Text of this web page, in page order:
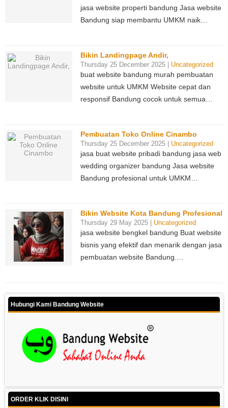
jasa website properti bandung Jasa website
Bandung siap membantu UMKM naik…
Bikin Landingpage Andir,
Thursday 25 December 2025 | Uncategorized
buat website bandung murah pembuatan
website untuk UMKM Website cepat dan
responsif Bandung cocok untuk semua…
Pembuatan Toko Online Cinambo
Thursday 25 December 2025 | Uncategorized
jasa buat website pribadi bandung jasa web
wedding organizer bandung Jasa website
Bandung profesional untuk UMKM…
Bikin Website Kota Bandung Profesional
Thursday 29 May 2025 | Uncategorized
jasa website bengkel bandung Buat website
bisnis yang efektif dan menarik dengan jasa
pembuatan website Bandung.…
Hubungi Kami Bandung Website
ORDER KLIK DISINI